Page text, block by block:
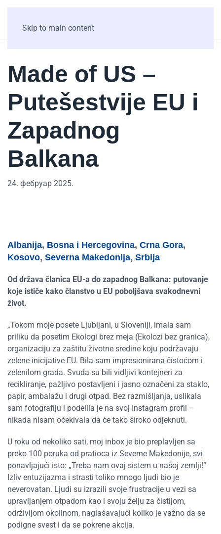
Skip to main content
Made of US –
Putešestvije EU i
Zapadnog
Balkana
24. фебруар 2025.
Albanija, Bosna i Hercegovina, Crna Gora,
Kosovo, Severna Makedonija, Srbija
Od država članica EU-a do zapadnog Balkana: putovanje
koje ističe kako članstvo u EU poboljšava svakodnevni
život.
„Tokom moje posete Ljubljani, u Sloveniji, imala sam
priliku da posetim Ekologi brez meja (Ekolozi bez granica),
organizaciju za zaštitu životne sredine koju podržavaju
zelene inicijative EU. Bila sam impresionirana čistoćom i
zelenilom grada. Svuda su bili vidljivi kontejneri za
recikliranje, pažljivo postavljeni i jasno označeni za staklo,
papir, ambalažu i drugi otpad. Bez razmišljanja, uslikala
sam fotografiju i podelila je na svoj Instagram profil –
nikada nisam očekivala da će tako široko odjeknuti.
U roku od nekoliko sati, moj inbox je bio preplavljen sa
preko 100 poruka od pratioca iz Severne Makedonije, svi
ponavljajući isto: „Treba nam ovaj sistem u našoj zemlji!“
Izliv entuzijazma i strasti toliko mnogo ljudi bio je
neverovatan. Ljudi su izrazili svoje frustracije u vezi sa
upravljanjem otpadom kao i svoju želju za čistijom,
održivijom okolinom, naglašavajući koliko je važno da se
podigne svest i da se pokrene akcija.